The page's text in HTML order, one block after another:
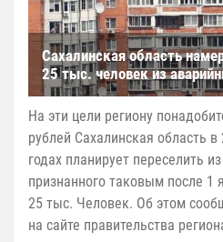
Сахалинская область
25 тыс. человек из
На эти цели региону
рублей Сахалинская область в
годах планирует переселить
признанного таковым после 1
25 тыс. Человек. Об этом
на сайте правительства